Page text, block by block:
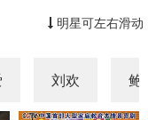
明星可左右滑动
刘欢 鲍